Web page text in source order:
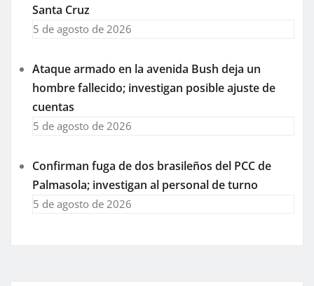
Santa Cruz
5 de agosto de 2026
Ataque armado en la avenida Bush deja un
hombre fallecido; investigan posible ajuste de
cuentas
5 de agosto de 2026
Confirman fuga de dos brasileños del PCC de
Palmasola; investigan al personal de turno
5 de agosto de 2026